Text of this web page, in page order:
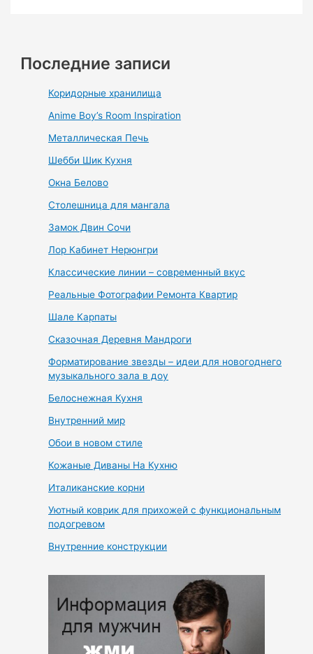
Последние записи
Коридорные хранилища
Anime Boy’s Room Inspiration
Металлическая Печь
Шебби Шик Кухня
Окна Белово
Столешница для мангала
Замок Двин Сочи
Лор Кабинет Нерюнгри
Классические линии – современный вкус
Реальные Фотографии Ремонта Квартир
Шале Карпаты
Сказочная Деревня Мандроги
Форматирование звезды – идеи для новогоднего
музыкального зала в доу
Белоснежная Кухня
Внутренний мир
Обои в новом стиле
Кожаные Диваны На Кухню
Италиканские корни
Уютный коврик для прихожей с функциональным
подогревом
Внутренние конструкции